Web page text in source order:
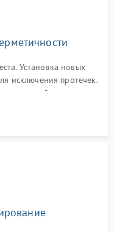
Установка новых
исключения протечек.
системы,
поплавка.